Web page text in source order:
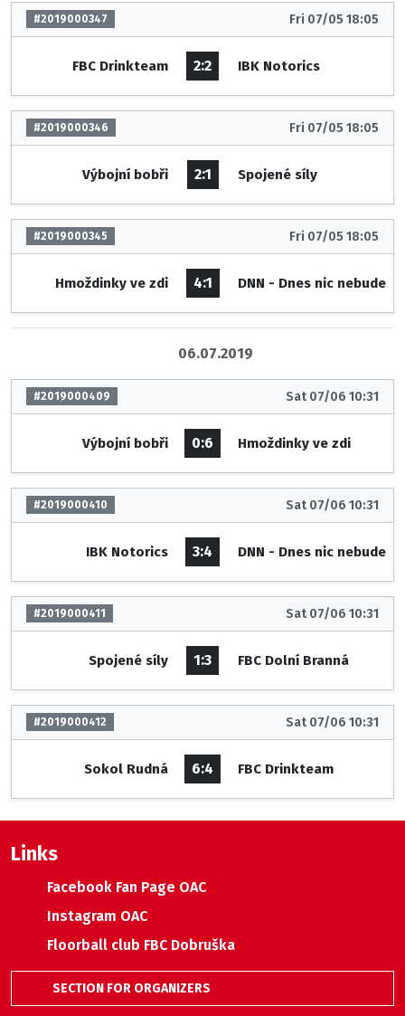
#2019000347 Fri 07/05 18:05
FBC Drinkteam 2:2 IBK Notorics
#2019000346 Fri 07/05 18:05
Výbojní bobři 2:1 Spojené síly
#2019000345 Fri 07/05 18:05
Hmoždinky ve zdi 4:1 DNN - Dnes nic nebude
06.07.2019
#2019000409 Sat 07/06 10:31
Výbojní bobři 0:6 Hmoždinky ve zdi
#2019000410 Sat 07/06 10:31
IBK Notorics 3:4 DNN - Dnes nic nebude
#2019000411 Sat 07/06 10:31
Spojené síly 1:3 FBC Dolní Branná
#2019000412 Sat 07/06 10:31
Sokol Rudná 6:4 FBC Drinkteam
Links
Facebook Fan Page OAC
Instagram OAC
Floorball club FBC Dobruška
SECTION FOR ORGANIZERS